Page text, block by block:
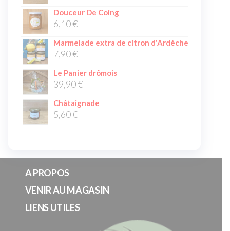
Douceur De Coing
6,10€
Marmelade extra de citron d'Ardèche
7,90€
Le Panier drômois
39,90€
Châtaignade
5,60€
A PROPOS
VENIR AU MAGASIN
LIENS UTILES